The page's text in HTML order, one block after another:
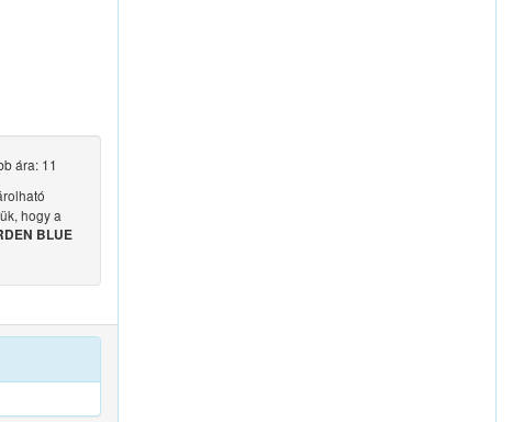
ára: 11
hogy a
BLUE